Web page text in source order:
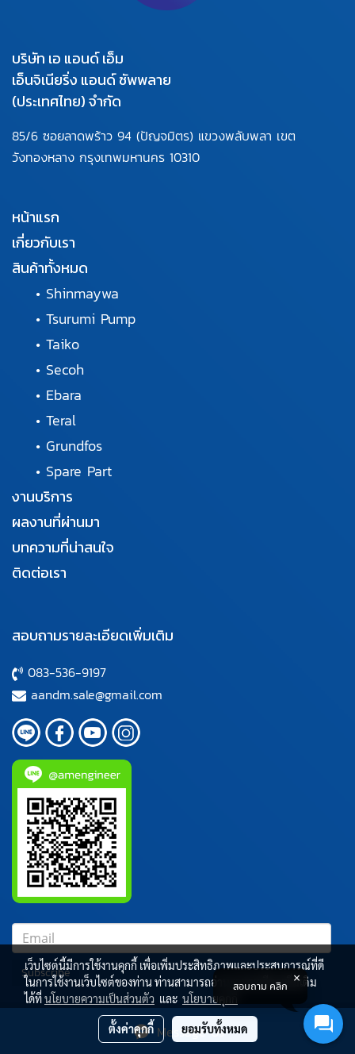
Message Us
บริษัท เอ แอนด์ เอ็ม
เอ็นจิเนียริ่ง แอนด์ ซัพพลาย
(ประเทศไทย) จำกัด
85/6 ซอยลาดพร้าว 94 (ปัญจมิตร) แขวงพลับพลา เขต
วังทองหลาง กรุงเทพมหานคร 10310
หน้าแรก
เกี่ยวกับเรา
สินค้าทั้งหมด
• Shinmaywa
• Tsurumi Pump
• Taiko
• Secoh
• Ebara
• Teral
• Grundfos
• Spare Part
งานบริการ
ผลงานที่ผ่านมา
บทความที่น่าสนใจ
ติดต่อเรา
สอบถามรายละเอียดเพิ่มเติม
083-536-9197
aandm.sale@gmail.com
Subscribe
ผู้เข้าชมขณะนี้ 47
เว็บไซต์นี้มีการใช้งานคุกกี้ เพื่อเพิ่มประสิทธิภาพและประสบการณ์ที่ดี
ในการใช้งานเว็บไซต์ของท่าน ท่านสามารถอ่านรายละเอียดเพิ่มเติม
ได้ที่นโยบายความเป็นส่วนตัว และ นโยบายคุกกี้
ตั้งค่าคุกกี้ ยอมรับทั้งหมด
สอบถาม คลิก